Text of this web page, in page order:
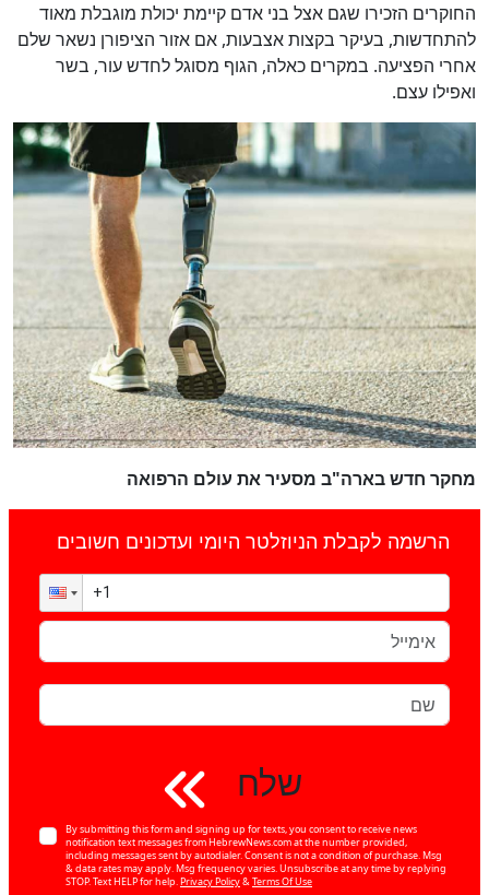
החוקרים הזכירו שגם אצל בני אדם קיימת יכולת מוגבלת מאוד
להתחדשות, בעיקר בקצות אצבעות, אם אזור הציפורן נשאר שלם
אחרי הפציעה. במקרים כאלה, הגוף מסוגל לחדש עור, בשר
ואפילו עצם.
מחקר חדש בארה"ב מסעיר את עולם הרפואה
הרשמה לקבלת הניוזלטר היומי ועדכונים חשובים
שלח
By submitting this form and signing up for texts, you consent to receive news
notification text messages from HebrewNews.com at the number provided,
including messages sent by autodialer. Consent is not a condition of purchase. Msg
& data rates may apply. Msg frequency varies. Unsubscribe at any time by replying
STOP. Text HELP for help. Privacy Policy& Terms Of Use